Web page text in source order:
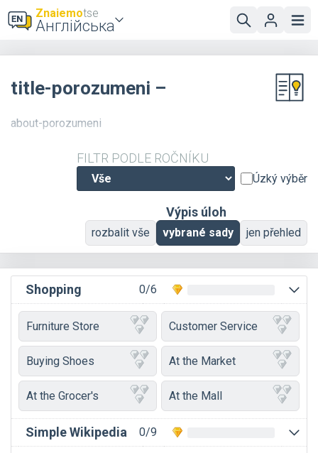
Znaiemotse
Англійська
title-porozumeni –
about-porozumeni
FILTR PODLE ROČNÍKU
Úzký výběr
Výpis úloh
rozbalit vše vybrané sady jen přehled
Shopping 0/6
Furniture Store Customer Service
Buying Shoes At the Market
At the Grocer's At the Mall
Simple Wikipedia 0/9